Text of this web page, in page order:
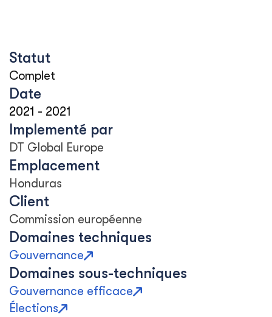
Statut
Complet
Date
2021 - 2021
Implementé par
DT Global Europe
Emplacement
Honduras
Client
Commission européenne
Domaines techniques
Gouvernance
Domaines sous-techniques
Gouvernance efficace
Élections